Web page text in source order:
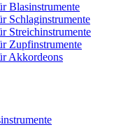
Blasinstrumente
Schlaginstrumente
Streichinstrumente
Zupfinstrumente
Akkordeons